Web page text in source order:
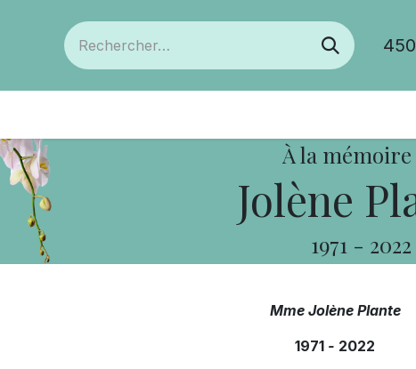
À la mémoire
Jolène
1971 - 2022
Mme Jolène Plante
1971 - 2022